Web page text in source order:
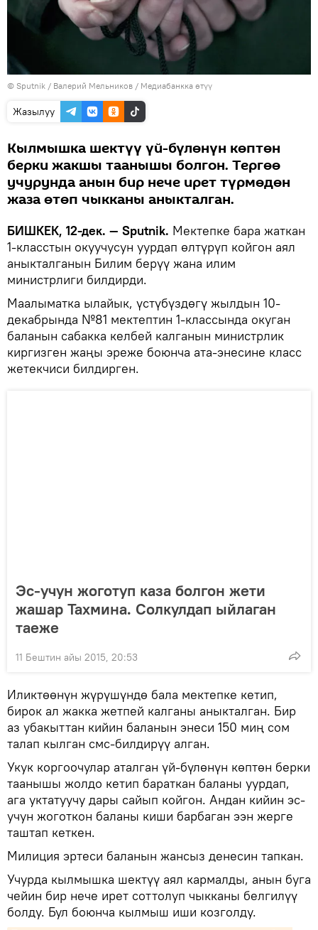
© Sputnik / Валерий Мельников / Медиабанкка өтүү
Жазылуу
Кылмышка шектүү үй-бүлөнүн көптөн
берки жакшы таанышы болгон. Тергөө
учурунда анын бир нече ирет түрмөдөн
жаза өтөп чыкканы аныкталган.
БИШКЕК, 12-дек. — Sputnik. Мектепке бара жаткан
1-класстын окуучусун уурдап өлтүрүп койгон аял
аныкталганын Билим берүү жана илим
министрлиги билдирди.
Маалыматка ылайык, үстүбүздөгү жылдын 10-
декабрында №81 мектептин 1-классында окуган
баланын сабакка келбей калганын министрлик
киргизген жаңы эреже боюнча ата-энесине класс
жетекчиси билдирген.
Эс-учун жоготуп каза болгон жети
жашар Тахмина. Солкулдап ыйлаган
таеже
11 Бештин айы 2015, 20:53
Иликтөөнүн жүрүшүндө бала мектепке кетип,
бирок ал жакка жетпей калганы аныкталган. Бир
аз убакыттан кийин баланын энеси 150 миң сом
талап кылган смс-билдирүү алган.
Укук коргоочулар аталган үй-бүлөнүн көптөн берки
таанышы жолдо кетип бараткан баланы уурдап,
ага уктатуучу дары сайып койгон. Андан кийин эс-
учун жоготкон баланы киши барбаган ээн жерге
таштап кеткен.
Милиция эртеси баланын жансыз денесин тапкан.
Учурда кылмышка шектүү аял кармалды, анын буга
чейин бир нече ирет соттолуп чыкканы белгилүү
болду. Бул боюнча кылмыш иши козголду.